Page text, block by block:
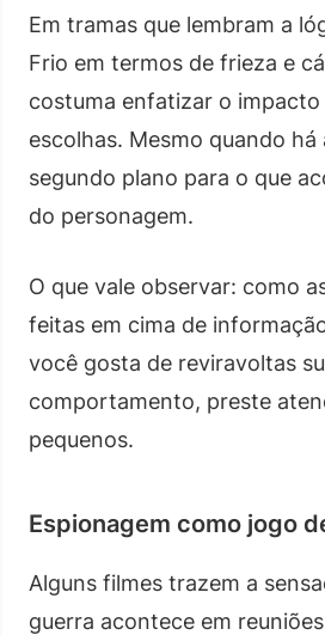
Em tramas que lembram a
Frio em termos de frieza e
costuma enfatizar o
escolhas. Mesmo quando há
segundo plano para o que
do personagem.
O que vale observar: como
feitas em cima de
você gosta de reviravoltas
comportamento, preste
pequenos.
Espionagem como jogo
Alguns filmes trazem a
guerra acontece em